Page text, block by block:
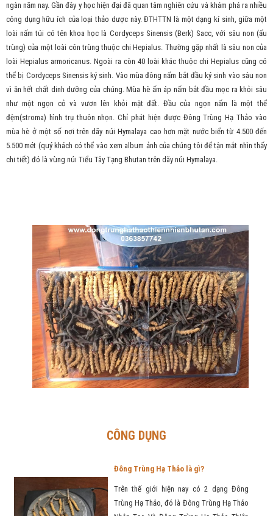
ngàn năm nay. Gần đây y học hiện đại đã quan tâm nghiên cứu và khám phá ra nhiều
công dụng hữu ích của loại thảo dược này. ĐTHTTN là một dạng kí sinh, giữa một
loài nấm túi có tên khoa học là Cordyceps Sinensis (Berk) Sacc, với sâu non (ấu
trùng) của một loài côn trùng thuộc chi Hepialus. Thường gặp nhất là sâu non của
loài Hepialus armoricanus. Ngoài ra còn 40 loài khác thuộc chi Hepialus cũng có
thể bị Cordyceps Sinensis ký sinh. Vào mùa đông nấm bắt đầu ký sinh vào sâu non
vì ăn hết chất dinh dưỡng của chúng. Mùa hè ấm áp nấm bắt đầu mọc ra khỏi sâu
như một ngọn cỏ và vươn lên khỏi mặt đất. Đầu của ngọn nấm là một thể
đệm(stroma) hình trụ thuôn nhọn. Chỉ phát hiện được Đông Trùng Hạ Thảo vào
mùa hè ở một số nơi trên dãy núi Hymalaya cao hơn mặt nước biển từ 4.500 đến
5.500 mét (quý khách có thể vào xem album ảnh của chúng tôi để tận mắt nhìn thấy
chi tiết) đó là vùng núi Tiểu Tây Tạng Bhutan trên dãy núi Hymalaya.
CÔNG DỤNG
Đông Trùng Hạ Thảo là gì?
Trên thế giới hiện nay có 2 dạng Đông
Trùng Hạ Thảo, đó là Đông Trùng Hạ Thảo